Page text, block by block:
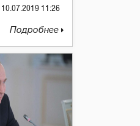
10.07.2019 11:26
Подробнее